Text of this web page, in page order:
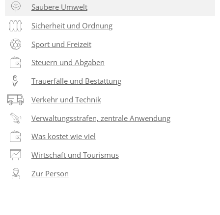
Saubere Umwelt
Sicherheit und Ordnung
Sport und Freizeit
Steuern und Abgaben
Trauerfälle und Bestattung
Verkehr und Technik
Verwaltungsstrafen, zentrale Anwendung
Was kostet wie viel
Wirtschaft und Tourismus
Zur Person